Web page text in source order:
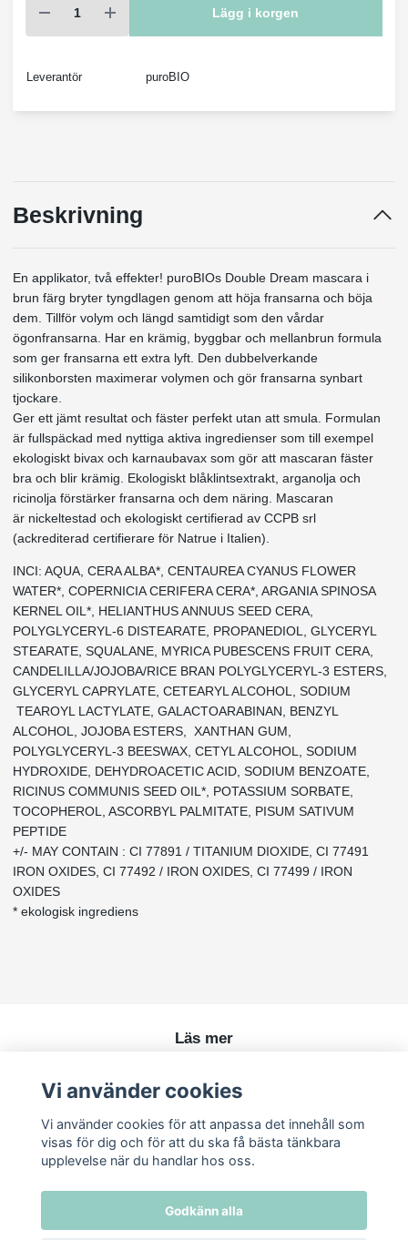
Lägg i korgen
Leverantör puroBIO
Beskrivning
En applikator, två effekter! puroBIOs Double Dream mascara i
brun färg bryter tyngdlagen genom att höja fransarna och böja
dem. Tillför volym och längd samtidigt som den vårdar
ögonfransarna. Har en krämig, byggbar och mellanbrun formula
som ger fransarna ett extra lyft. Den dubbelverkande
silikonborsten maximerar volymen och gör fransarna synbart
tjockare.
Ger ett jämt resultat och fäster perfekt utan att smula. Formulan
är fullspäckad med nyttiga aktiva ingredienser som till exempel
ekologiskt bivax och karnaubavax som gör att mascaran fäster
bra och blir krämig. Ekologiskt blåklintsextrakt, arganolja och
ricinolja förstärker fransarna och dem näring. Mascaran
är nickeltestad och ekologiskt certifierad av CCPB srl
(ackrediterad certifierare för Natrue i Italien).
INCI: AQUA, CERA ALBA*, CENTAUREA CYANUS FLOWER
WATER*, COPERNICIA CERIFERA CERA*, ARGANIA SPINOSA
KERNEL OIL*, HELIANTHUS ANNUUS SEED CERA,
POLYGLYCERYL-6 DISTEARATE, PROPANEDIOL, GLYCERYL
STEARATE, SQUALANE, MYRICA PUBESCENS FRUIT CERA,
CANDELILLA/JOJOBA/RICE BRAN POLYGLYCERYL-3 ESTERS,
GLYCERYL CAPRYLATE, CETEARYL ALCOHOL, SODIUM
TEAROYL LACTYLATE, GALACTOARABINAN, BENZYL
ALCOHOL, JOJOBA ESTERS, XANTHAN GUM,
POLYGLYCERYL-3 BEESWAX, CETYL ALCOHOL, SODIUM
HYDROXIDE, DEHYDROACETIC ACID, SODIUM BENZOATE,
RICINUS COMMUNIS SEED OIL*, POTASSIUM SORBATE,
TOCOPHEROL, ASCORBYL PALMITATE, PISUM SATIVUM
PEPTIDE
+/- MAY CONTAIN : CI 77891 / TITANIUM DIOXIDE, CI 77491
IRON OXIDES, CI 77492 / IRON OXIDES, CI 77499 / IRON
OXIDES
* ekologisk ingrediens
Läs mer
Kontakt
Vi använder cookies
Vi använder cookies för att anpassa det innehåll som
visas för dig och för att du ska få bästa tänkbara
upplevelse när du handlar hos oss.
Godkänn alla